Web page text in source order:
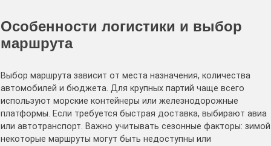
Особенности логистики и выбор
маршрута
Выбор маршрута зависит от места назначения, количества
автомобилей и бюджета. Для крупных партий чаще всего
используют морские контейнеры или железнодорожные
платформы. Если требуется быстрая доставка, выбирают авиа
или автотранспорт. Важно учитывать сезонные факторы: зимой
некоторые маршруты могут быть недоступны или